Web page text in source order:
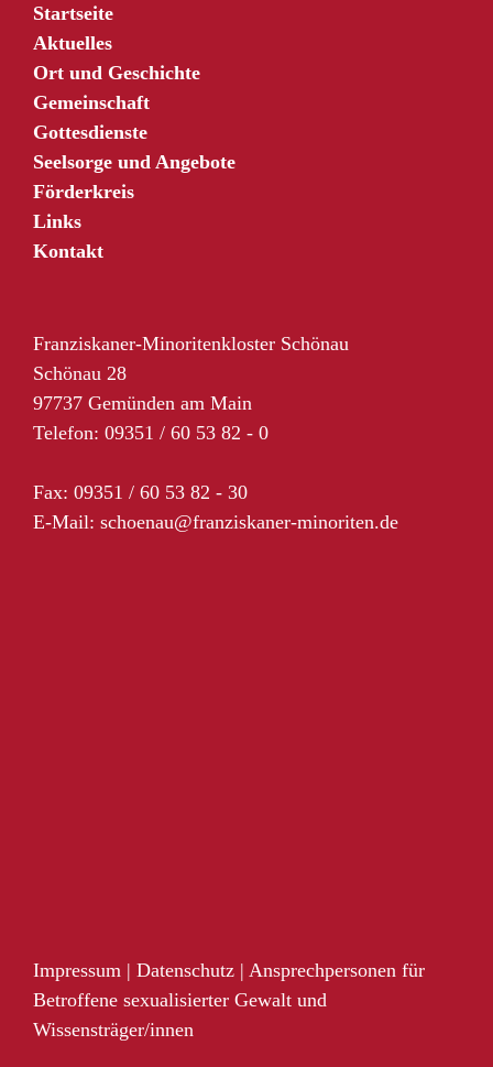
Startseite
Aktuelles
Ort und Geschichte
Gemeinschaft
Gottesdienste
Seelsorge und Angebote
Förderkreis
Links
Kontakt
Franziskaner-Minoritenkloster Schönau
Schönau 28
97737 Gemünden am Main
Telefon: 09351 / 60 53 82 - 0
Fax: 09351 / 60 53 82 - 30
E-Mail: schoenau@franziskaner-minoriten.de
Impressum | Datenschutz | Ansprechpersonen für
Betroffene sexualisierter Gewalt und
Wissensträger/innen